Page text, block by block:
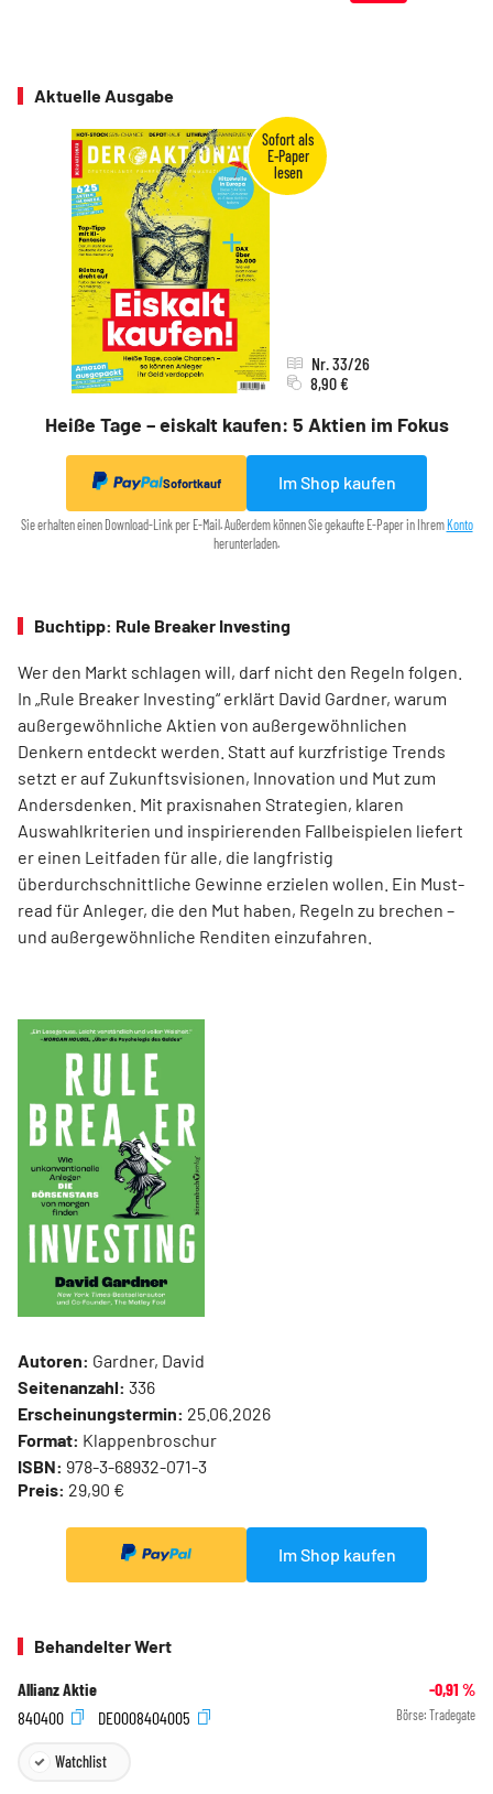
Aktuelle Ausgabe
Heiße Tage – eiskalt kaufen: 5 Aktien im Fokus
Nr. 33/26
8,90 €
Sofortkauf Im Shop kaufen
Sie erhalten einen Download-Link per E-Mail. Außerdem können Sie gekaufte E-Paper in IhremKonto
herunterladen.
Buchtipp: Rule Breaker Investing
Wer den Markt schlagen will, darf nicht den Regeln folgen.
In „Rule Breaker Investing“ erklärt David Gardner, warum
außergewöhnliche Aktien von außer­gewöhnlichen
Denkern entdeckt werden. Statt auf kurzfristige Trends
setzt er auf Zukunftsvisionen, Innovation und Mut zum
Andersdenken. Mit praxisnahen Strategien, klaren
Auswahlkriterien und inspirierenden Fallbeispielen liefert
er einen Leit­faden für alle, die langfristig
überdurchschnittliche Gewinne erzielen wollen. Ein Must-
read für Anleger, die den Mut haben, Regeln zu brechen –
und außergewöhnliche Renditen einzufahren.
Autoren: Gardner, David
Seitenanzahl: 336
Erscheinungstermin: 25.06.2026
Format: Klappenbroschur
ISBN: 978-3-68932-071-3
Preis: 29,90 €
Im Shop kaufen
Behandelter Wert
Allianz Aktie -0,91 %
840400
DE0008404005 Börse: Tradegate
Watchlist